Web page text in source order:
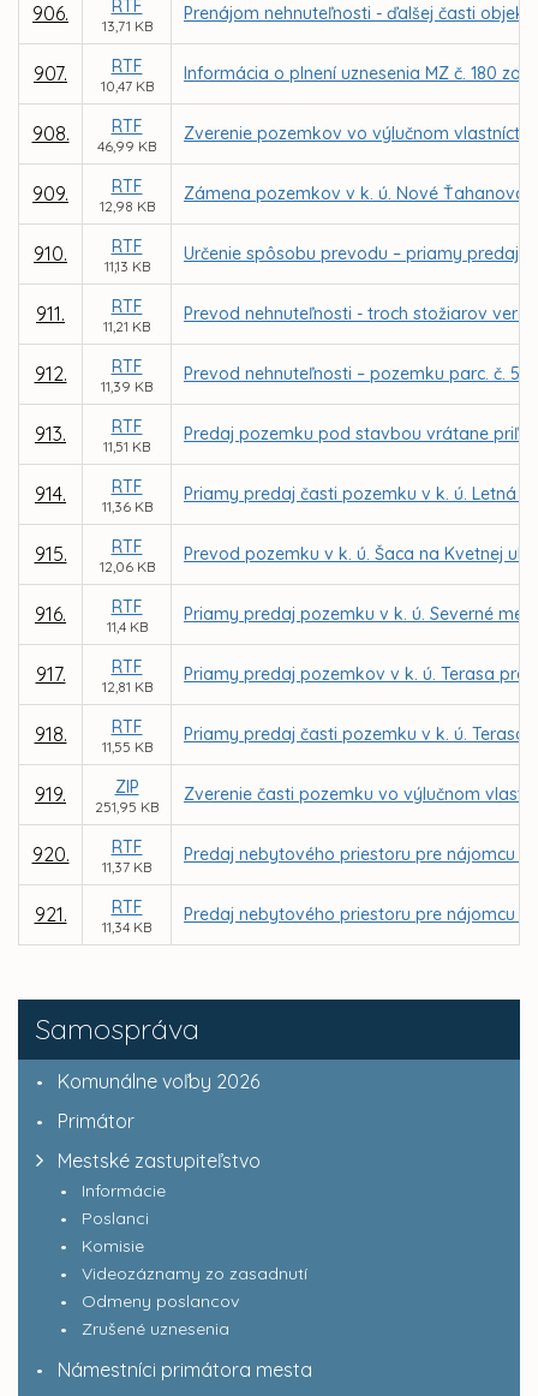
Samospráva
Komunálne voľby 2026
Primátor
Mestské zastupiteľstvo
Informácie
Poslanci
Komisie
Videozáznamy zo zasadnutí
Odmeny poslancov
Zrušené uznesenia
Námestníci primátora mesta
906. RTF
13,71 KB
Prenájom nehnuteľnosti - ďalšej časti
907. RTF
10,47 KB
Informácia o plnení uznesenia MZ č. 180
908. RTF
46,99 KB
Zverenie pozemkov vo výlučnom
909. RTF
12,98 KB
Zámena pozemkov v k. ú. Nové Ťahanovce
910. RTF
11,13 KB
Určenie spôsobu prevodu – priamy predaj
911. RTF
11,21 KB
Prevod nehnuteľnosti - troch stožiarov
912. RTF
11,39 KB
Prevod nehnuteľnosti – pozemku parc. č.
913. RTF
11,51 KB
Predaj pozemku pod stavbou vrátane
914. RTF
11,36 KB
Priamy predaj časti pozemku v k. ú. Letná
915. RTF
12,06 KB
Prevod pozemku v k. ú. Šaca na Kvetnej
916. RTF
11,4 KB
Priamy predaj pozemku v k. ú. Severné
917. RTF
12,81 KB
Priamy predaj pozemkov v k. ú. Terasa pre
918. RTF
11,55 KB
Priamy predaj časti pozemku v k. ú. Terasa
919. ZIP
251,95 KB
Zverenie časti pozemku vo výlučnom
920. RTF
11,37 KB
Predaj nebytového priestoru pre nájomcu
921. RTF
11,34 KB
Predaj nebytového priestoru pre nájomcu